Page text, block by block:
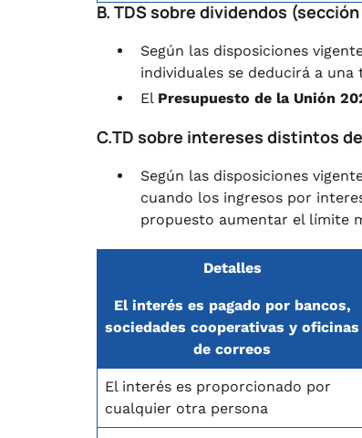
B. TDS sobre dividendos (sección
Según las disposiciones
individuales se deducirá a
El Presupuesto de la Unión
C.TD sobre intereses distintos
Según las disposiciones
cuando los ingresos por
propuesto aumentar el límite
Detalles
El interés es pagado por bancos,
sociedades cooperativas y oficinas
de correos
El interés es proporcionado por
cualquier otra persona